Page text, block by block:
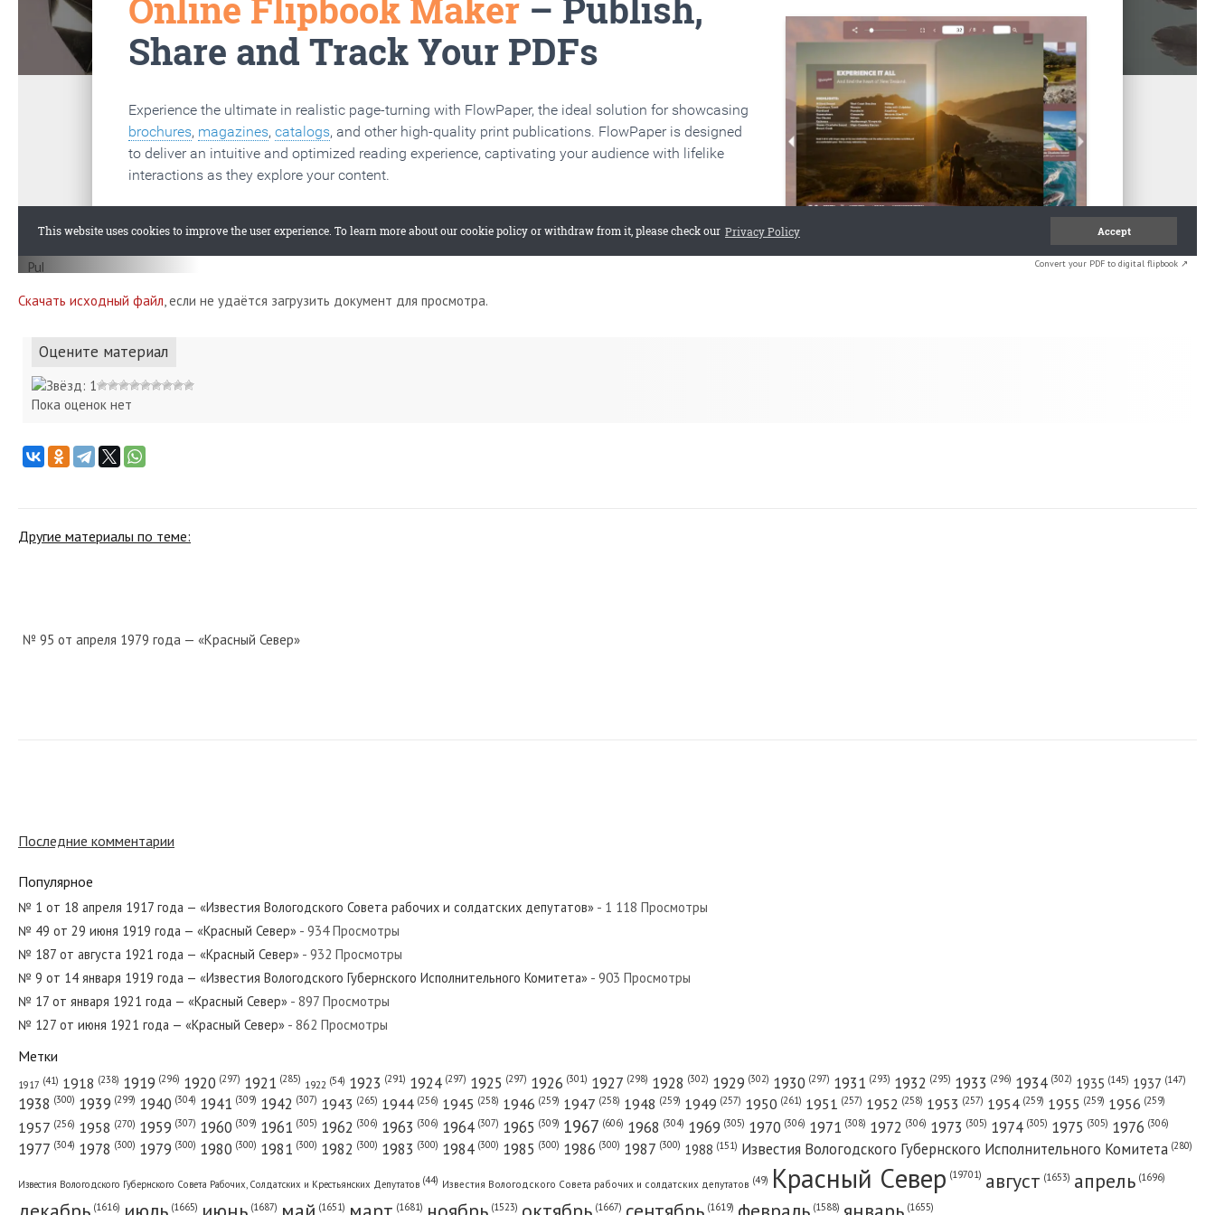
Convert your PDF to digital flipbook ↗
Скачать исходный файл, если не удаётся загрузить документ для просмотра.
Оцените материал
Пока оценок нет
Другие материалы по теме:
№ 95 от апреля 1979 года — «Красный Север»
№ 158 от июля 1969 года — «Красный Север»
№ 201 от сентября 1920 года — «Красный Север»
№ 170 от августа 1931 года — «Красный Север»
Последние комментарии
Популярное
№ 1 от 18 апреля 1917 года — «Известия Вологодского Совета рабочих и солдатских депутатов» - 1 118 Просмотры
№ 49 от 29 июня 1919 года — «Красный Север» - 934 Просмотры
№ 187 от августа 1921 года — «Красный Север» - 932 Просмотры
№ 9 от 14 января 1919 года — «Известия Вологодского Губернского Исполнительного Комитета» - 903 Просмотры
№ 17 от января 1921 года — «Красный Север» - 897 Просмотры
№ 127 от июня 1921 года — «Красный Север» - 862 Просмотры
Метки
1917 (41) 1918 (238) 1919 (296) 1920 (297) 1921 (285) 1922 (54) 1923 (291) 1924 (297) 1925 (297) 1926 (301) 1927 (298) 1928 (302) 1929 (302) 1930 (297) 1931 (293) 1932 (295) 1933 (296) 1934 (302) 1935 (145) 1937 (147)
1938 (300) 1939 (299) 1940 (304) 1941 (309) 1942 (307) 1943 (265) 1944 (256) 1945 (258) 1946 (259) 1947 (258) 1948 (259) 1949 (257) 1950 (261) 1951 (257) 1952 (258) 1953 (257) 1954 (259) 1955 (259) 1956 (259)
1957 (256) 1958 (270) 1959 (307) 1960 (309) 1961 (305) 1962 (306) 1963 (306) 1964 (307) 1965 (309) 1967 (606) 1968 (304) 1969 (305) 1970 (306) 1971 (308) 1972 (306) 1973 (305) 1974 (305) 1975 (305) 1976 (306)
1977 (304) 1978 (300) 1979 (300) 1980 (300) 1981 (300) 1982 (300) 1983 (300) 1984 (300) 1985 (300) 1986 (300) 1987 (300) 1988 (151) Известия Вологодского Губернского Исполнительного Комитета (280)
Известия Вологодского Губернского Совета Рабочих, Солдатских и Крестьянских Депутатов (44) Известия Вологодского Совета рабочих и солдатских депутатов (49) Красный Cевер (19701) август (1653) апрель (1696)
(1616) (1665) (1687) (1651) (1681) (1523) (1667) (1619) (1588) (1655)